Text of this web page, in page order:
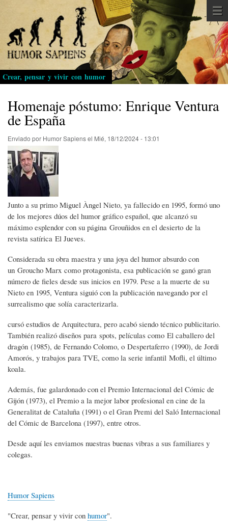
Pasar
al
contenido
principal
Crear, pensar y vivir con humor
Homenaje póstumo: Enrique Ventura
de España
Enviado por Humor Sapiensel Mié, 18/12/2024 - 13:01
Junto a su primo Miguel Àngel Nieto, ya fallecido en 1995, formó uno
de los mejores dúos del humor gráfico español, que alcanzó su
máximo esplendor con su página Grouñidos en el desierto de la
revista satírica El Jueves.
Considerada su obra maestra y una joya del humor absurdo con
un Groucho Marx como protagonista, esa publicación se ganó gran
número de fieles desde sus inicios en 1979. Pese a la muerte de su
Nieto en 1995, Ventura siguió con la publicación navegando por el
surrealismo que solía caracterizarla.
cursó estudios de Arquitectura, pero acabó siendo técnico publicitario.
También realizó diseños para spots, películas como El caballero del
dragón (1985), de Fernando Colomo, o Despertaferro (1990), de Jordi
Amorós, y trabajos para TVE, como la serie infantil Mofli, el último
koala.
Además, fue galardonado con el Premio Internacional del Cómic de
Gijón (1973), el Premio a la mejor labor profesional en cine de la
Generalitat de Cataluña (1991) o el Gran Premi del Saló Internacional
del Cómic de Barcelona (1997), entre otros.
Desde aquí les enviamos nuestras buenas vibras a sus familiares y
colegas.
Humor Sapiens
"Crear, pensar y vivir con humor".